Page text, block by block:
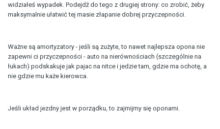
widziałeś wypadek. Podejdź do tego z drugiej strony: co zrobić, żeby
maksymalnie ułatwić tej masie złapanie dobrej przyczepności.
Ważne są amortyzatory - jeśli są zużyte, to nawet najlepsza opona nie
zapewni ci przyczepności - auto na nierównościach (szczególnie na
łukach) podskakuje jak pajac na nitce i jedzie tam, gdzie ma ochotę, a
nie gdzie mu każe kierowca.
Jeśli układ jezdny jest w porządku, to zajmijmy się oponami.